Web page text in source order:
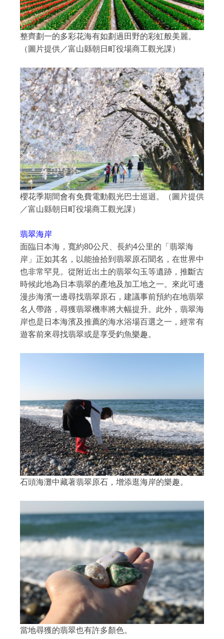
整齊劃一的多彩花海有如劃過田野的彩虹般美麗。
（圖片提供／富山縣朝日町役場商工觀光課）
櫻花季期間會有免費電動觀光巴士巡迴。（圖片提供
／富山縣朝日町役場商工觀光課）
翡翠海岸
面臨日本海，寬約80公尺、長約4公里的「翡翠海
岸」正如其名，以能撿拾到翡翠原石聞名，在世界中
也非常罕見。從附近出土的翡翠勾玉等遺跡，推斷古
時候此地為日本翡翠的產地及加工地之一。來此可邊
漫步海濱一邊尋找翡翠原石，建議事前預約在地翡翠
名人帶路，尋獲翡翠機率將大幅提升。此外，翡翠海
岸也是日本海濱及推薦的海水浴場百選之一，經常有
遊客前來尋找翡翠或是享受釣魚樂趣。
石頭海灘中藏著翡翠原石，增添逛海岸的樂趣。
當地尋獲的翡翠也有許多顏色。